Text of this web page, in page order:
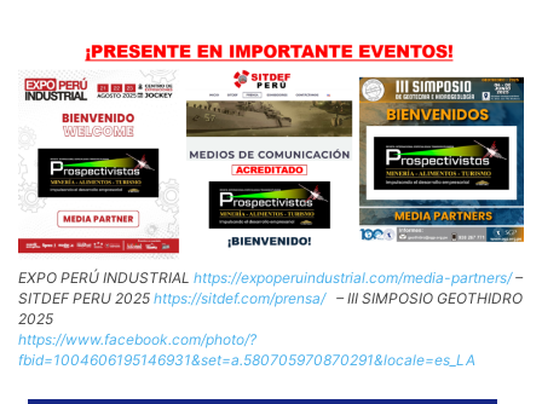
EXPO PERÚ INDUSTRIAL https://expoperuindustrial.com/media-partners/–
SITDEF PERU 2025 https://sitdef.com/prensa/– III SIMPOSIO GEOTHIDRO
2025
https://www.facebook.com/photo/?
fbid=1004606195146931&set=a.580705970870291&locale=es_LA